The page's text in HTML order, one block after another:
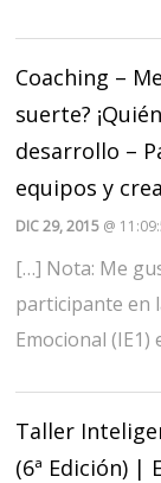
Coaching –
suerte?
desarrollo –
equipos y
DIC 29, 2015 @
[…] Nota: Me
participante en
Emocional
Taller
(6ª Edición) |